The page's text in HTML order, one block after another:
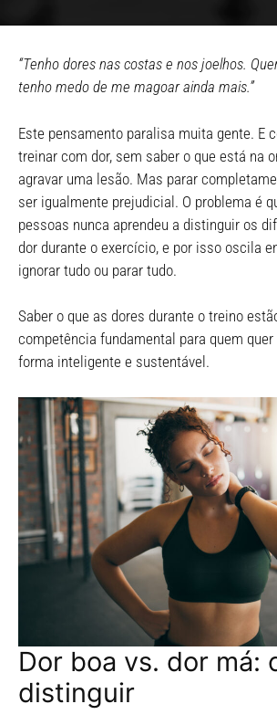
“Tenho dores nas costas e nos joelhos.
tenho medo de me magoar ainda mais.”
Este pensamento paralisa muita gente. E
treinar com dor, sem saber o que está na
agravar uma lesão. Mas parar
ser igualmente prejudicial. O problema é
pessoas nunca aprendeu a distinguir os
dor durante o exercício, e por isso oscila
ignorar tudo ou parar tudo.
Saber o que as dores durante o treino
competência fundamental para quem
forma inteligente e sustentável.
Dor boa vs. dor má:
distinguir